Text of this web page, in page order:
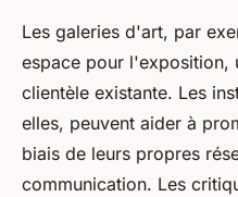
Les galeries d'art, par
espace pour l'exposition,
clientèle existante. Les
elles, peuvent aider à
biais de leurs propres
communication. Les